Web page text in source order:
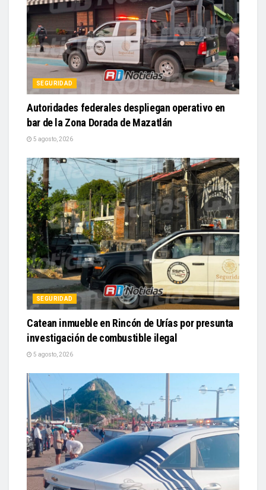
SEGURIDAD
Autoridades federales despliegan operativo en
bar de la Zona Dorada de Mazatlán
5 agosto, 2026
SEGURIDAD
Catean inmueble en Rincón de Urías por presunta
investigación de combustible ilegal
5 agosto, 2026